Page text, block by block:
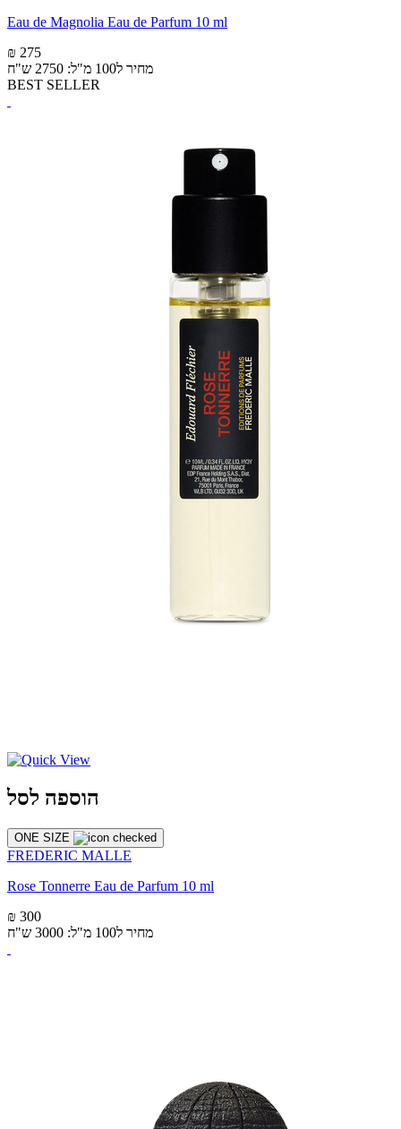
Eau de Magnolia Eau de Parfum 10 ml
₪ 275
מחיר ל100 מ"ל: 2750 ש"ח
BEST SELLER
הוספה לסל
ONE SIZE
FREDERIC MALLE
Rose Tonnerre Eau de Parfum 10 ml
₪ 300
מחיר ל100 מ"ל: 3000 ש"ח